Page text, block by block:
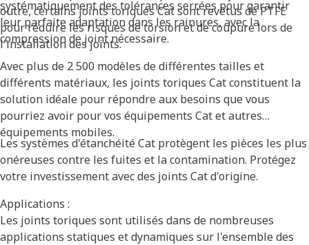
outre, certains joints toriques Cat sont revêtus de PTFE
pour réduire les risques de torsion et de coupure lors de
l'installation des joints.
systématiquement des tolérances serrées pour garantir
leur parfaite adaptation dans les rainures, avec la
compression de joint nécessaire.
Avec plus de 2 500 modèles de différentes tailles et
différents matériaux, les joints toriques Cat constituent la
solution idéale pour répondre aux besoins que vous
pourriez avoir pour vos équipements Cat et autres
équipements mobiles.
Les systèmes d'étanchéité Cat protègent les pièces les plus
onéreuses contre les fuites et la contamination. Protégez
votre investissement avec des joints Cat d'origine.
Applications :
Les joints toriques sont utilisés dans de nombreuses
applications statiques et dynamiques sur l'ensemble des